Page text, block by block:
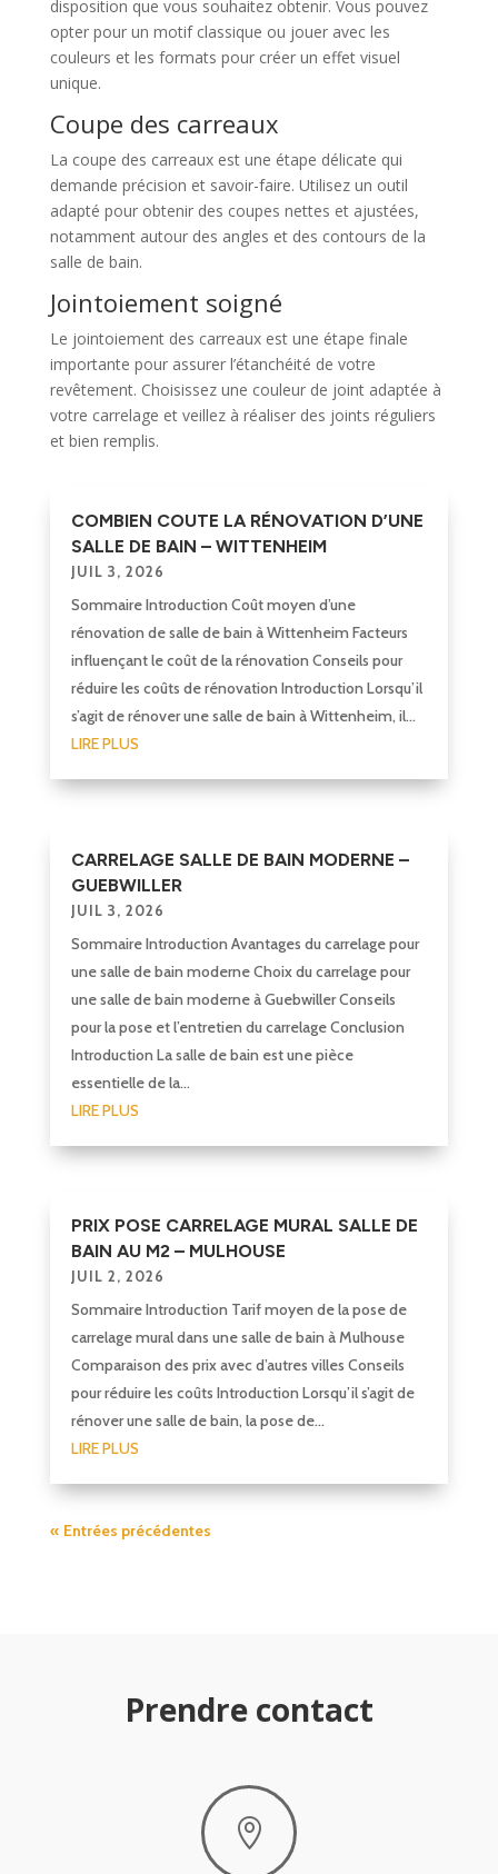
disposition que vous souhaitez obtenir. Vous pouvez
opter pour un motif classique ou jouer avec les
couleurs et les formats pour créer un effet visuel
unique.
Coupe des carreaux
La coupe des carreaux est une étape délicate qui
demande précision et savoir-faire. Utilisez un outil
adapté pour obtenir des coupes nettes et ajustées,
notamment autour des angles et des contours de la
salle de bain.
Jointoiement soigné
Le jointoiement des carreaux est une étape finale
importante pour assurer l’étanchéité de votre
revêtement. Choisissez une couleur de joint adaptée à
votre carrelage et veillez à réaliser des joints réguliers
et bien remplis.
COMBIEN COUTE LA RÉNOVATION D’UNE
SALLE DE BAIN – WITTENHEIM
JUIL 3, 2026
Sommaire Introduction Coût moyen d’une
rénovation de salle de bain à Wittenheim Facteurs
influençant le coût de la rénovation Conseils pour
réduire les coûts de rénovation Introduction Lorsqu’il
s’agit de rénover une salle de bain à Wittenheim, il...
LIRE PLUS
CARRELAGE SALLE DE BAIN MODERNE –
GUEBWILLER
JUIL 3, 2026
Sommaire Introduction Avantages du carrelage pour
une salle de bain moderne Choix du carrelage pour
une salle de bain moderne à Guebwiller Conseils
pour la pose et l’entretien du carrelage Conclusion
Introduction La salle de bain est une pièce
essentielle de la...
LIRE PLUS
PRIX POSE CARRELAGE MURAL SALLE DE
BAIN AU M2 – MULHOUSE
JUIL 2, 2026
Sommaire Introduction Tarif moyen de la pose de
carrelage mural dans une salle de bain à Mulhouse
Comparaison des prix avec d’autres villes Conseils
pour réduire les coûts Introduction Lorsqu’il s’agit de
rénover une salle de bain, la pose de...
LIRE PLUS
« Entrées précédentes
Prendre contact
